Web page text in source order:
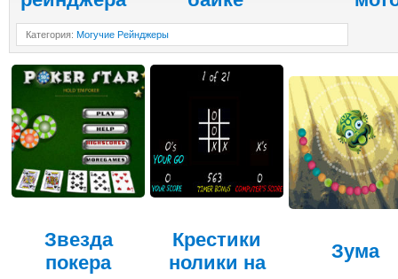
Категория: Могучие Рейнджеры
Звезда
покера
Крестики
нолики на
Зума